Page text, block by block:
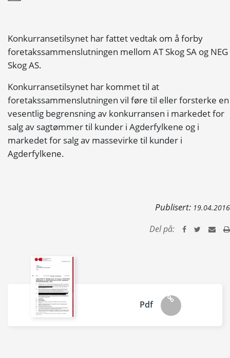
Konkurransetilsynet har fattet vedtak om å forby
foretakssammenslutningen mellom AT Skog SA og NEG
Skog AS.
Konkurransetilsynet har kommet til at
foretakssammenslutningen vil føre til eller forsterke en
vesentlig begrensning av konkurransen i markedet for
salg av sagtømmer til kunder i Agderfylkene og i
markedet for salg av massevirke til kunder i
Agderfylkene.
Publisert: 19.04.2016
Del på:
Pdf